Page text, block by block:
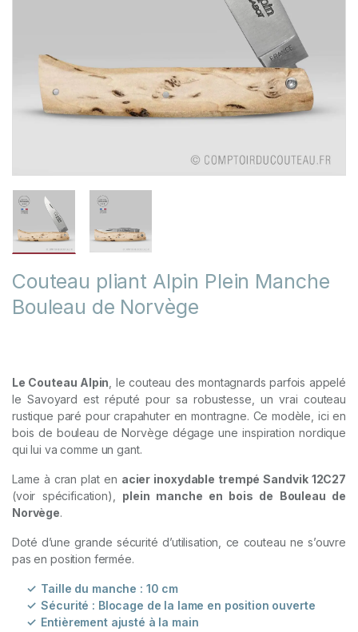
Couteau pliant Alpin Plein Manche
Bouleau de Norvège
Le Couteau Alpin , le couteau des montagnards parfois appelé
le Savoyard est réputé pour sa robustesse, un vrai couteau
rustique paré pour crapahuter en montragne. Ce modèle, ici en
bois de bouleau de Norvège dégage une inspiration nordique
qui lui va comme un gant.
Lame à cran plat en acier inoxydable trempé Sandvik 12C27
(voir spécification), plein manche en bois de Bouleau de
Norvège.
Doté d’une grande sécurité d’utilisation, ce couteau ne s’ouvre
pas en position fermée.
Taille du manche : 10 cm
Sécurité : Blocage de la lame en position ouverte
Entièrement ajusté à la main